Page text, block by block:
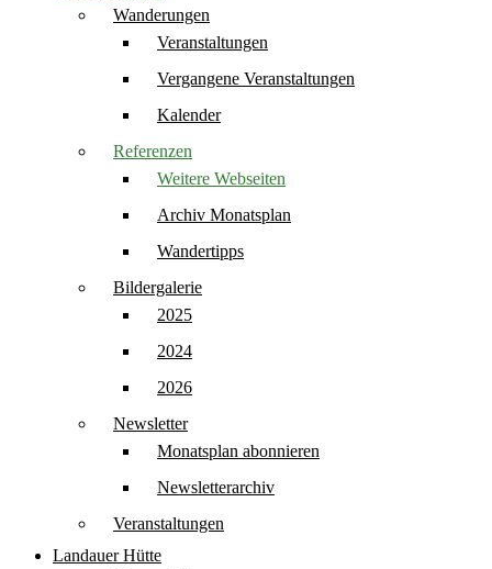
Wanderungen
Veranstaltungen
Vergangene Veranstaltungen
Kalender
Referenzen
Weitere Webseiten
Archiv Monatsplan
Wandertipps
Bildergalerie
2025
2024
2026
Newsletter
Monatsplan abonnieren
Newsletterarchiv
Veranstaltungen
Landauer Hütte